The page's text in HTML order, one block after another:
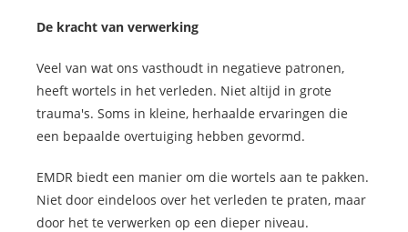
De kracht van verwerking
Veel van wat ons vasthoudt in negatieve patronen,
heeft wortels in het verleden. Niet altijd in grote
trauma's. Soms in kleine, herhaalde ervaringen die
een bepaalde overtuiging hebben gevormd.
EMDR biedt een manier om die wortels aan te pakken.
Niet door eindeloos over het verleden te praten, maar
door het te verwerken op een dieper niveau.